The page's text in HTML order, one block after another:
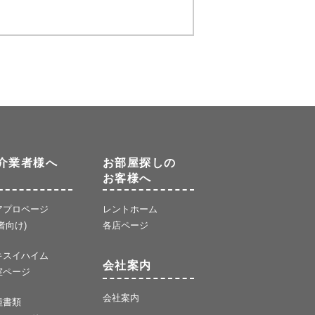
業者様へ
プロページ
向け)
スイハイム
ページ
書類
お部屋探しの
お客様へ
レントホーム
各店ページ
会社案内
会社案内